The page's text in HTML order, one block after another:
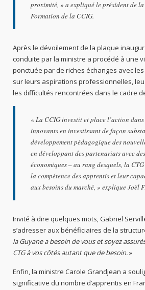
proximité, » a expliqué le président de
Formation de la CCIG.
Après le dévoilement de la plaque
conduite par la ministre a procédé à une
ponctuée par de riches échanges avec
sur leurs aspirations professionnelles,
les difficultés rencontrées dans le cadre
«La CCIG investit et place l’action
innovants en investissant de façon
développement pédagogique des
en développant des partenariats avec
économiques – au rang desquels, la
la compétence des apprentis et leur
aux besoins du marché, » explique Joël
Invité à dire quelques mots, Gabriel
s’adresser aux bénéficiaires de la
la Guyane a besoin de vous et soyez
CTG à vos côtés autant que de besoin.»
Enfin, la ministre Carole Grandjean a
significative du nombre d’apprentis en